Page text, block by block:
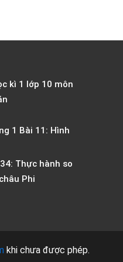
kì 1 lớp 10 môn
1 Bài 11: Hình
Thực hành so
Phi
khi chưa được phép.